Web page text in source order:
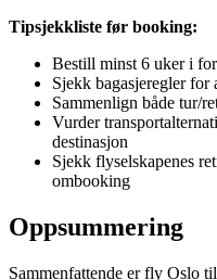
Tipsjekkliste før booking:
Bestill minst 6 uker i
Sjekk bagasjeregler for
Sammenlign både tur/
Vurder
destinasjon
Sjekk flyselskapenes
ombooking
Oppsummering
Sammenfattende er fly Oslo